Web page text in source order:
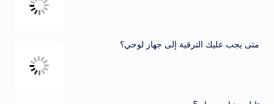
متى يجب عليك الترقية إلى جهاز لوحي؟